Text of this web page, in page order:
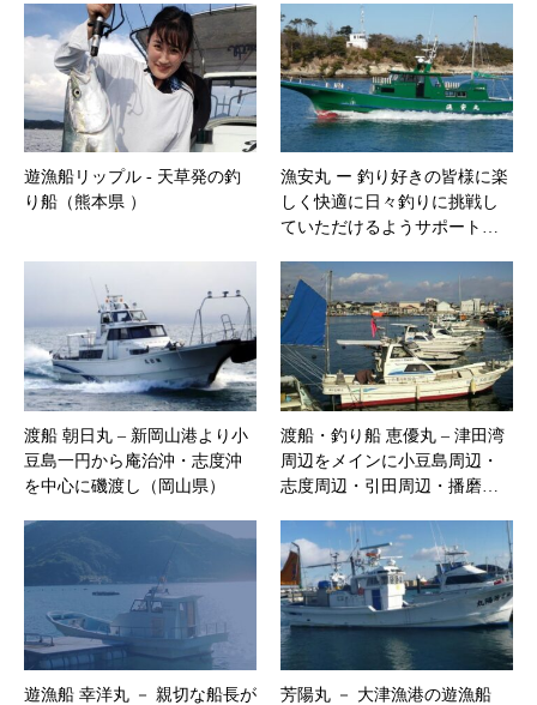
遊漁船リップル ‐ 天草発の釣
り船（熊本県 ）
漁安丸 ー 釣り好きの皆様に楽
しく快適に日々釣りに挑戦し
ていただけるようサポート…
渡船 朝日丸 – 新岡山港より小
豆島一円から庵治沖・志度沖
を中心に磯渡し（岡山県）
渡船・釣り船 恵優丸 – 津田湾
周辺をメインに小豆島周辺・
志度周辺・引田周辺・播磨…
遊漁船 幸洋丸 － 親切な船長が
芳陽丸 － 大津漁港の遊漁船